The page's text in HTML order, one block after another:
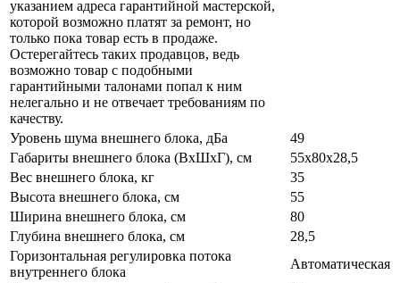
указанием адреса гарантийной мастерской,
которой возможно платят за ремонт, но
только пока товар есть в продаже.
Остерегайтесь таких продавцов, ведь
возможно товар с подобными
гарантийными талонами попал к ним
нелегально и не отвечает требованиям по
качеству.
Уровень шума внешнего блока, дБа
49
Габариты внешнего блока (ВхШхГ), см
55х80х28,5
Вес внешнего блока, кг
35
Высота внешнего блока, см
55
Ширина внешнего блока, см
80
Глубина внешнего блока, см
28,5
Горизонтальная регулировка потока
внутреннего блока
Автоматическая